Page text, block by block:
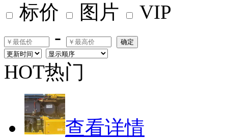
标价
图片
VIP
-
确定
HOT热门
查看详情